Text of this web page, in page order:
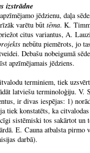
izstrādne
jēdzienu, daļa
varētu būt tēma. K.
citus variantus, A.
nebūtu piemērots, jo
Debašu nobeigumā
apzīmējamais jēdziens.
terminiem, tiek
latviešu terminoloģiju. V.
ir divas iespējas: 1)
tiek konstatēts, ka
sistēmiski tos sakārtot un
E. Cauna atbalsta pirmo
darbā).